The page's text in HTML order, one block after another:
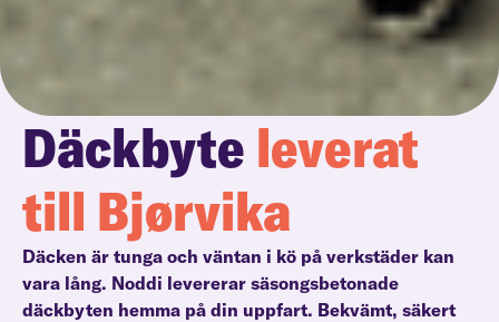
Däckbyte leverat
till Bjørvika
Däcken är tunga och väntan i kö på verkstäder kan
vara lång. Noddi levererar säsongsbetonade
däckbyten hemma på din uppfart. Bekvämt, säkert